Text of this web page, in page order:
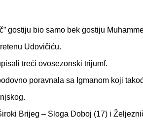
gostiju bio samo bek gostiju
Udovičiću.
treći ovosezonski trijumf.
poravnala sa Igmanom koji
Brijeg – Sloga Doboj (17) i